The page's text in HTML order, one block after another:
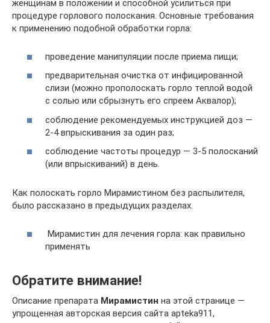
женщинам в положении и способной усилиться при
процедуре горлового полоскания. Основные требования
к применению подобной обработки горла:
проведение манипуляции после приема пищи;
предварительная очистка от инфицированной
слизи (можно прополоскать горло теплой водой
с солью или сбрызнуть его спреем Аквалор);
соблюдение рекомендуемых инструкцией доз —
2-4 впрыскивания за один раз;
соблюдение частоты процедур — 3-5 полосканий
(или впрыскиваний) в день.
Как полоскать горло Мирамистином без распылителя,
было рассказано в предыдущих разделах.
Мирамистин для лечения горла: как правильно
применять
Обратите внимание!
Описание препарата Мирамистин на этой странице —
упрощенная авторская версия сайта apteka911,